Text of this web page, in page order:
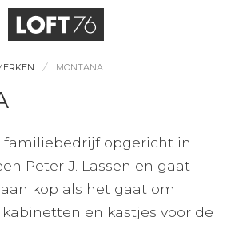
MONTANA
familiebedrijf opgericht in
Peter J. Lassen en gaat
kop als het gaat om
en kastjes voor de